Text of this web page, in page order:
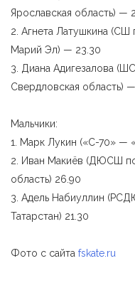
Ярославская область) —
2. Агнета Латушкина
Марий Эл) — 23.30
3. Диана Адигезалова
Свердловская область)
Мальчики:
1. Марк Лукин («С-70» —
2. Иван Макиёв (ДЮСШ
область) 26.90
3. Адель Набиуллин
Татарстан) 21.30
Фото с сайта fskate.ru